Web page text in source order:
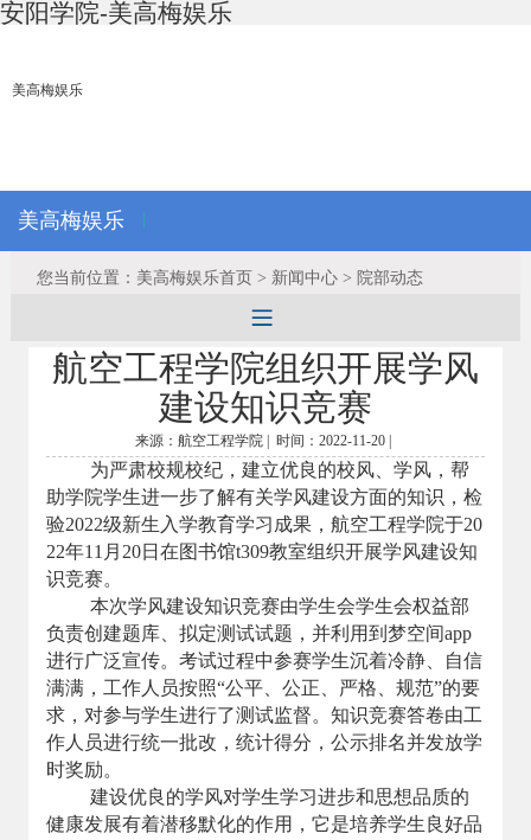
安阳学院-美高梅娱乐
美高梅娱乐
美高梅娱乐
您当前位置：美高梅娱乐首页 > 新闻中心 > 院部动态
航空工程学院组织开展学风
建设知识竞赛
来源：航空工程学院 | 时间：2022-11-20 |
为严肃校规校纪，建立优良的校风、学风，帮
助学院学生进一步了解有关学风建设方面的知识，检
验2022级新生入学教育学习成果，航空工程学院于20
22年11月20日在图书馆t309教室组织开展学风建设知
识竞赛。
本次学风建设知识竞赛由学生会学生会权益部
负责创建题库、拟定测试试题，并利用到梦空间app
进行广泛宣传。考试过程中参赛学生沉着冷静、自信
满满，工作人员按照“公平、公正、严格、规范”的要
求，对参与学生进行了测试监督。知识竞赛答卷由工
作人员进行统一批改，统计得分，公示排名并发放学
时奖励。
建设优良的学风对学生学习进步和思想品质的
健康发展有着潜移默化的作用，它是培养学生良好品